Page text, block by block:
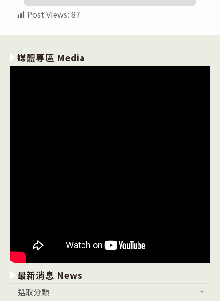
Post Views: 87
媒體專區 Media
最新消息 News
選取分類